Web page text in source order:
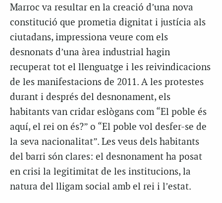
Marroc va resultar en la creació d’una nova
constitució que prometia dignitat i justícia als
ciutadans, impressiona veure com els
desnonats d’una àrea industrial hagin
recuperat tot el llenguatge i les reivindicacions
de les manifestacions de 2011. A les protestes
durant i després del desnonament, els
habitants van cridar eslògans com “El poble és
aquí, el rei on és?” o “El poble vol desfer-se de
la seva nacionalitat”. Les veus dels habitants
del barri són clares: el desnonament ha posat
en crisi la legitimitat de les institucions, la
natura del lligam social amb el rei i l’estat.